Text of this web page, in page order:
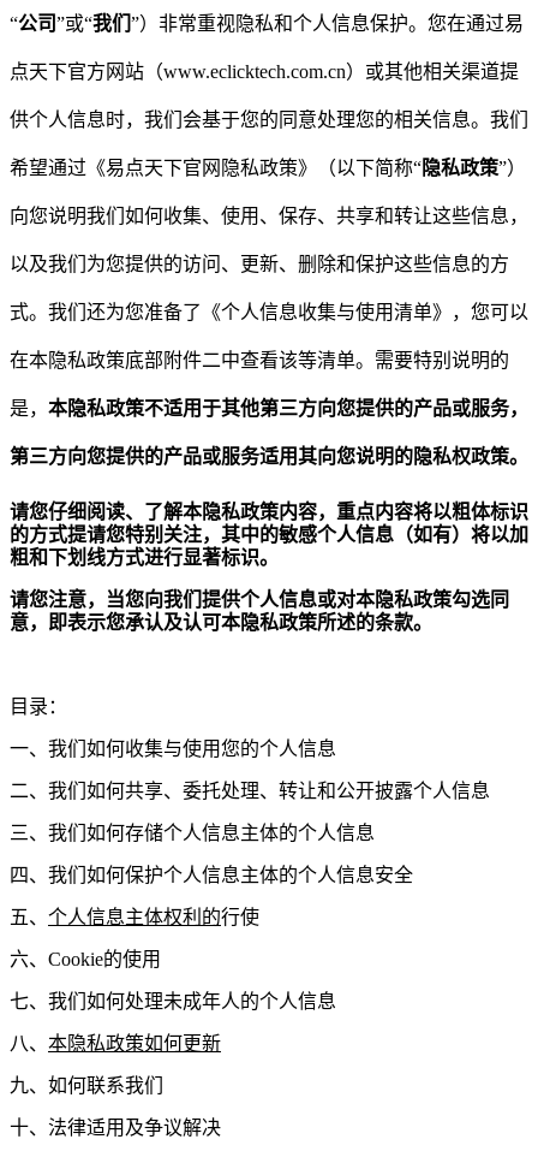
“公司”或“我们 ”） 非常重视隐私和个人信息保护。您在通过易
点天下官方网站（www.eclicktech.com.cn） 或其他相关渠道提
供个人信息时，我们会基于您的同意处理您的相关信息。我们
希望通过《易点天下官网隐私政策》（以下简称“隐私政策”）
向您说明我们如何收集、使用、保存、共享和转让这些信息，
以及我们为您提供的访问、更新、删除和保护这些信息的方
式。我们还为您准备了《个人信息收集与使用清单》，您可以
在本隐私政策底部附件二中查看该等清单。需要特别说明的
是， 本隐私政策不适用于其他第三方向您提供的产品或服务，
第三方向您提供的产品或服务适用其向您说明的隐私权政策。
请您仔细阅读、了解本隐私政策内容，重点内容将以粗体标识
的方式提请您特别关注，其中的敏感个人信息（如有）将以加
粗和下划线方式进行显著标识。
请您注意，当您向我们提供个人信息或对本隐私政策勾选同
意，即表示您承认及认可本隐私政策所述的条款。
目录：
一、我们如何收集与使用您的个人信息
二、我们如何共享、委托处理、转让和公开披露个人信息
三、我们如何存储个人信息主体的个人信息
四、我们如何保护个人信息主体的个人信息安全
五、 个人信息主体权利的行使
六、Cookie的使用
七、我们如何处理未成年人的个人信息
八、 本隐私政策如何更新
九、如何联系我们
十、法律适用及争议解决